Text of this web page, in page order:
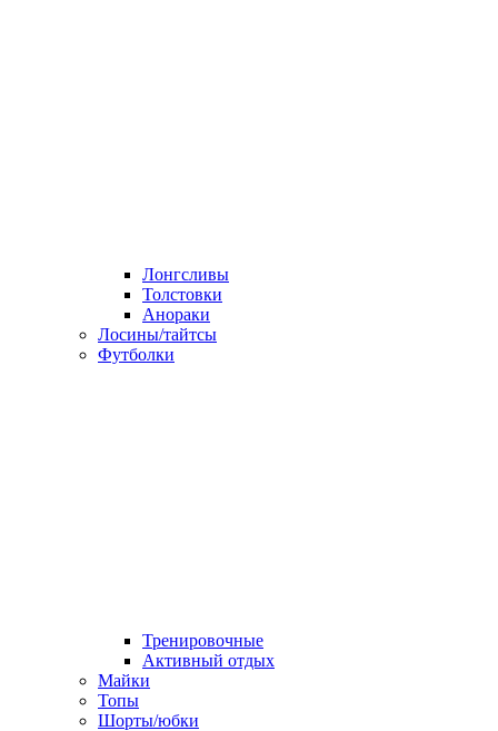
Лонгсливы
Толстовки
Анораки
Лосины/тайтсы
Футболки
Тренировочные
Активный отдых
Майки
Топы
Шорты/юбки